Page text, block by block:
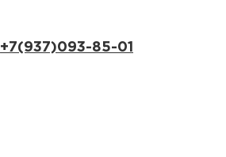
+7(937)093-85-01